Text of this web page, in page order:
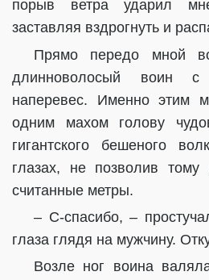
порыв ветра ударил
заставляя вздрогнуть и
Прямо передо мной
длинноволосый воин
наперевес. Именно этим
одним махом голову
гигантского бешеного
глазах, не позволив
считанные метры.
– С-спасибо, –
глаза глядя на мужчину.
Возле ног воина